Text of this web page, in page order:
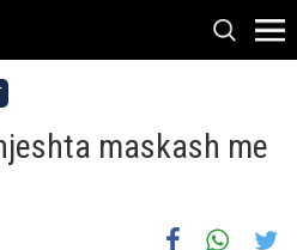
maskash me